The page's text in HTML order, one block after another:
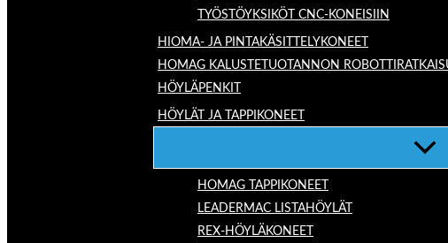
TYÖSTÖYKSIKÖT CNC-KONEISIIN
HIOMA- JA PINTAKÄSITTELYKONEET
HOMAG KALUSTETUOTANNON
HÖYLÄPENKIT
HÖYLÄT JA TAPPIKONEET
HOMAG TAPPIKONEET
LEADERMAC LISTAHÖYLÄT
REX-HÖYLÄKONEET